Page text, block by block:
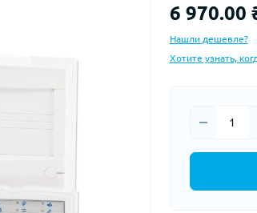
6 970.00
Нашли дешевле?
Хотите узнать,